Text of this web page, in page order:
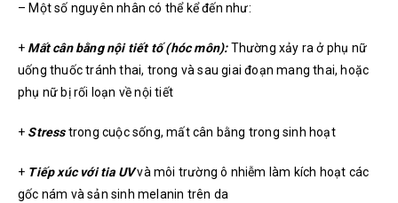
– Một số nguyên nhân có thể kể đến như:
+ Mất cân bằng nội tiết tố (hóc môn):Thường xảy ra ở phụ nữ
uống thuốc tránh thai, trong và sau giai đoạn mang thai, hoặc
phụ nữ bị rối loạn về nội tiết
+ Stresstrong cuộc sống, mất cân bằng trong sinh hoạt
+ Tiếp xúc với tia UVvà môi trường ô nhiễm làm kích hoạt các
gốc nám và sản sinh melanin trên da